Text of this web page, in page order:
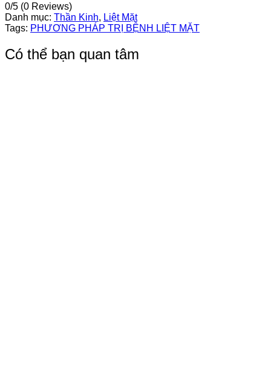
0/5 (0 Reviews)
Danh mục: Thần Kinh, Liệt Mặt
Tags: PHƯƠNG PHÁP TRỊ BỆNH LIỆT MẶT
Có thể bạn quan tâm